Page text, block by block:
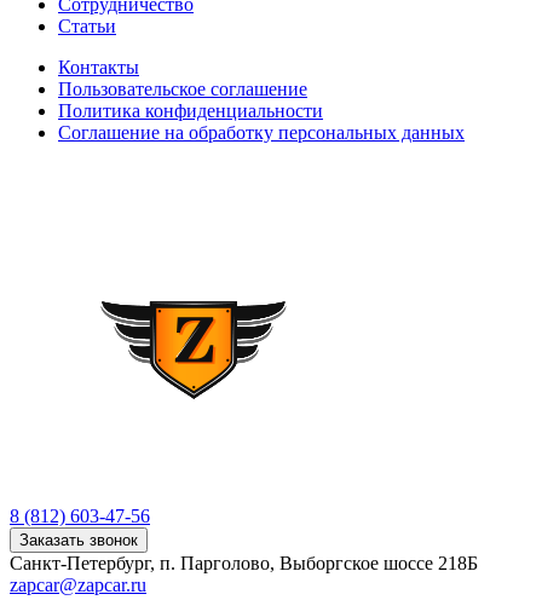
Статьи
Контакты
Пользовательское соглашение
Политика конфиденциальности
Соглашение на обработку персональных данных
8 (812) 603-47-56
Заказать звонок
Санкт-Петербург, п. Парголово, Выборгское шоссе 218Б
zapcar@zapcar.ru